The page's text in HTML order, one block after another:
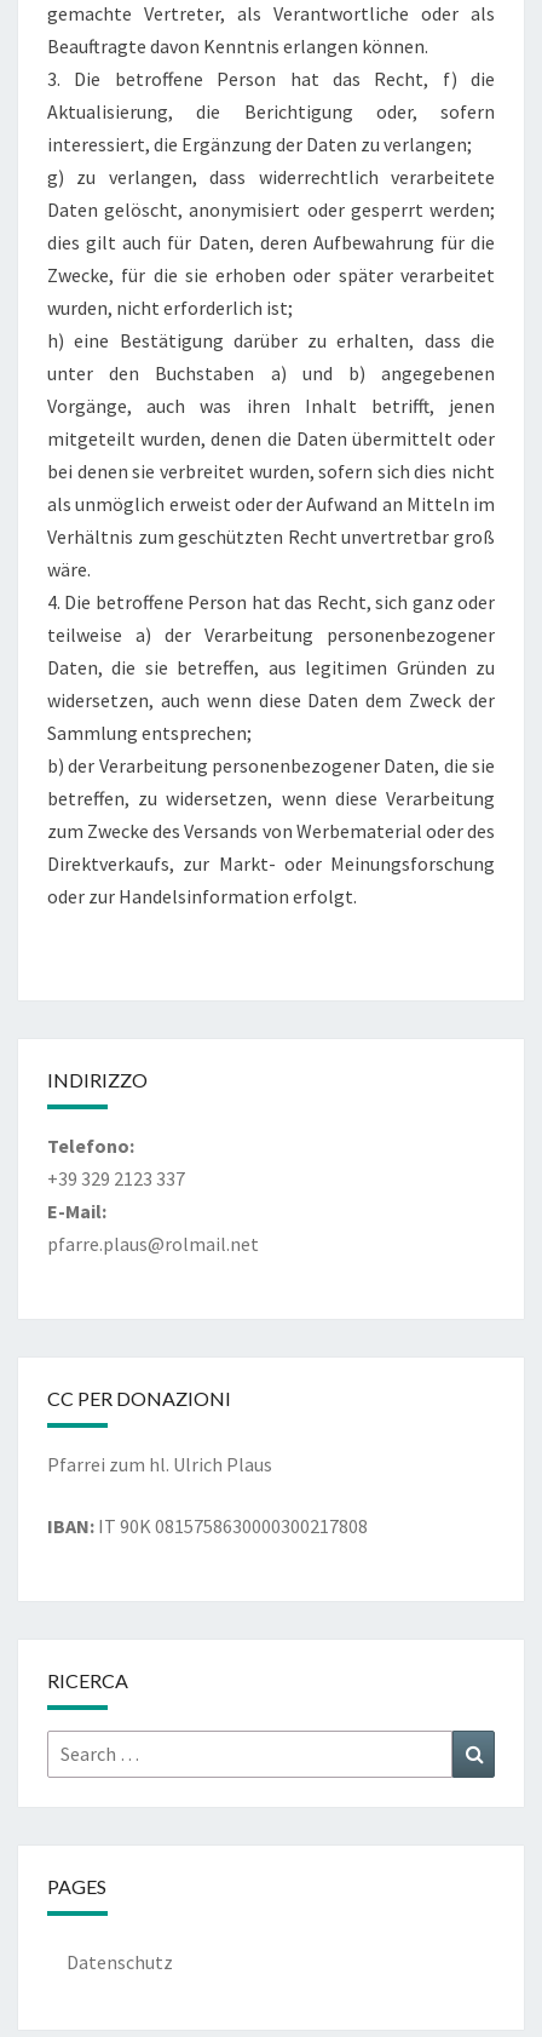
gemachte Vertreter, als Verantwortliche oder als
Beauftragte davon Kenntnis erlangen können.
3. Die betroffene Person hat das Recht, f) die
Aktualisierung, die Berichtigung oder, sofern
interessiert, die Ergänzung der Daten zu verlangen;
g) zu verlangen, dass widerrechtlich verarbeitete
Daten gelöscht, anonymisiert oder gesperrt werden;
dies gilt auch für Daten, deren Aufbewahrung für die
Zwecke, für die sie erhoben oder später verarbeitet
wurden, nicht erforderlich ist;
h) eine Bestätigung darüber zu erhalten, dass die
unter den Buchstaben a) und b) angegebenen
Vorgänge, auch was ihren Inhalt betrifft, jenen
mitgeteilt wurden, denen die Daten übermittelt oder
bei denen sie verbreitet wurden, sofern sich dies nicht
als unmöglich erweist oder der Aufwand an Mitteln im
Verhältnis zum geschützten Recht unvertretbar groß
wäre.
4. Die betroffene Person hat das Recht, sich ganz oder
teilweise a) der Verarbeitung personenbezogener
Daten, die sie betreffen, aus legitimen Gründen zu
widersetzen, auch wenn diese Daten dem Zweck der
Sammlung entsprechen;
b) der Verarbeitung personenbezogener Daten, die sie
betreffen, zu widersetzen, wenn diese Verarbeitung
zum Zwecke des Versands von Werbematerial oder des
Direktverkaufs, zur Markt- oder Meinungsforschung
oder zur Handelsinformation erfolgt.
INDIRIZZO
Telefono:
+39 329 2123 337
E-Mail:
pfarre.plaus@rolmail.net
CC PER DONAZIONI
Pfarrei zum hl. Ulrich Plaus
IBAN: IT 90K 0815758630000300217808
RICERCA
Search
for:
PAGES
Datenschutz